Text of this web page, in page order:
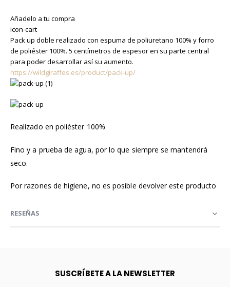
Añadelo a tu compra
icon-cart
Pack up doble realizado con espuma de poliuretano 100% y forro
de poliéster 100%. 5 centímetros de espesor en su parte central
para poder desarrollar así su aumento.
https://wildgiraffes.es/product/pack-up/
Realizado en poliéster 100%
Fino y a prueba de agua, por lo que siempre se mantendrá
seco.
Por razones de higiene, no es posible devolver este producto
RESEÑAS
SUSCRÍBETE A LA NEWSLETTER